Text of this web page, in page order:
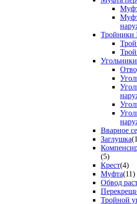
Тройники
Вварное
Заглушка
(5)
Крест(4)
Муфта(11)
Обвод
Тройной